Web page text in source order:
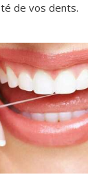
de vos dents.